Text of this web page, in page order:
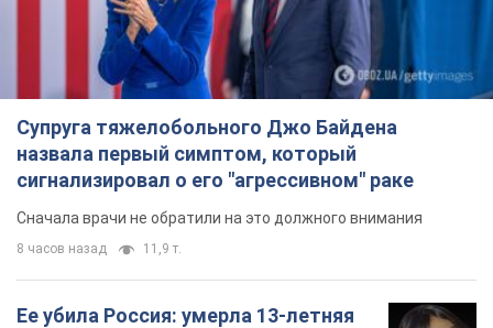
Супруга тяжелобольного Джо Байдена
назвала первый симптом, который
сигнализировал о его "агрессивном" раке
Сначала врачи не обратили на это должного внимания
8 часов назад 11,9 т.
Ее убила Россия: умерла 13-летняя